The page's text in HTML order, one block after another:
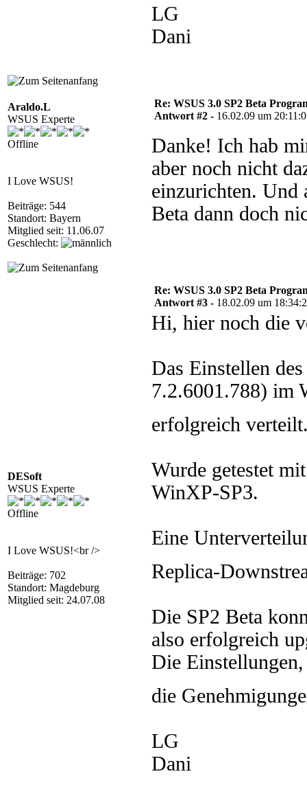
LG
Dani
Araldo.L
WSUS Experte
Offline
I Love WSUS!
Beiträge: 544
Standort: Bayern
Mitglied seit: 11.06.07
Geschlecht:
Re: WSUS 3.0 SP2 Beta
Antwort #2 - 16.02.09 um
Danke! Ich hab
aber noch nicht
einzurichten.
Beta dann doch
DESoft
WSUS Experte
Offline
I Love WSUS!<br />
Beiträge: 702
Standort: Magdeburg
Mitglied seit: 24.07.08
Re: WSUS 3.0 SP2 Beta
Antwort #3 - 18.02.09 um
Hi, hier noch die
Das Einstellen
7.2.6001.788) im
erfolgreich
Wurde getestet
WinXP-SP3.
Eine
Replica-
Die SP2 Beta
also erfolgreich
Die
die
LG
Dani